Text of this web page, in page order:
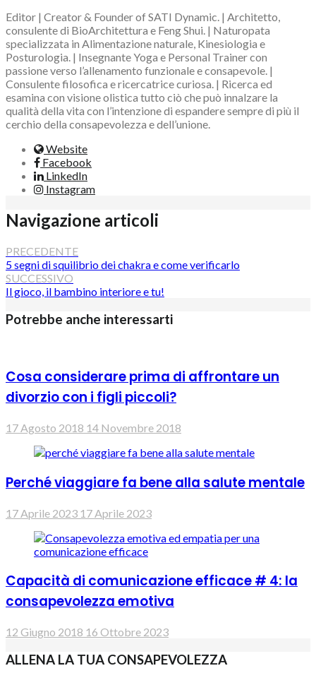
Editor | Creator & Founder of SATI Dynamic. | Architetto,
consulente di BioArchitettura e Feng Shui. | Naturopata
specializzata in Alimentazione naturale, Kinesiologia e
Posturologia. | Insegnante Yoga e Personal Trainer con
passione verso l’allenamento funzionale e consapevole. |
Consulente filosofica e ricercatrice curiosa. | Ricerca ed
esamina con visione olistica tutto ciò che può innalzare la
qualità della vita con l’intenzione di espandere sempre di più il
cerchio della consapevolezza e dell’unione.
Website
Facebook
LinkedIn
Instagram
Navigazione articoli
PRECEDENTE
5 segni di squilibrio dei chakra e come verificarlo
SUCCESSIVO
Il gioco, il bambino interiore e tu!
Potrebbe anche interessarti
Cosa considerare prima di affrontare un
divorzio con i figli piccoli?
17 Agosto 2018 14 Novembre 2018
Perché viaggiare fa bene alla salute mentale
17 Aprile 2023 17 Aprile 2023
Capacità di comunicazione efficace # 4: la
consapevolezza emotiva
12 Giugno 2018 16 Ottobre 2023
ALLENA LA TUA CONSAPEVOLEZZA